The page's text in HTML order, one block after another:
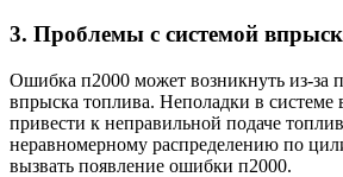
3. Проблемы с системой
Ошибка п2000 может возникнуть из-за
впрыска топлива. Неполадки в системе
привести к неправильной подаче
неравномерному распределению по
вызвать появление ошибки п2000.